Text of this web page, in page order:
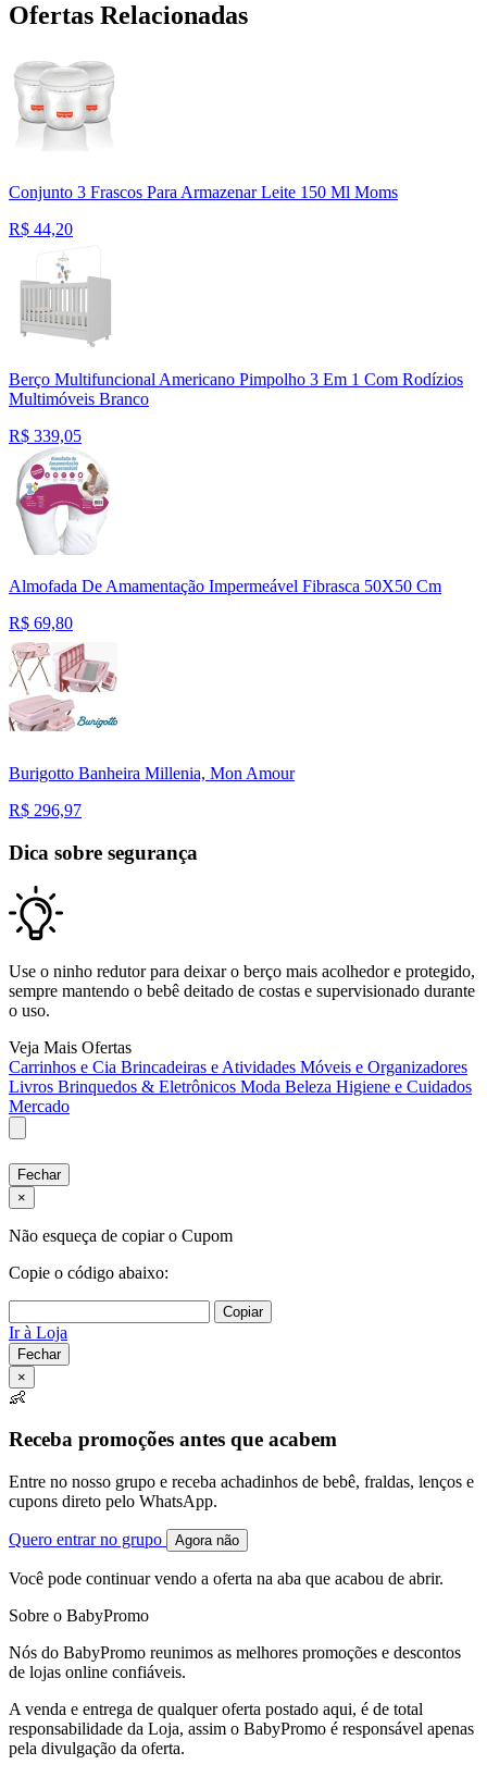
Ofertas Relacionadas
Conjunto 3 Frascos Para Armazenar Leite 150 Ml Moms
R$ 44,20
Berço Multifuncional Americano Pimpolho 3 Em 1 Com Rodízios
Multimóveis Branco
R$ 339,05
Almofada De Amamentação Impermeável Fibrasca 50X50 Cm
R$ 69,80
Burigotto Banheira Millenia, Mon Amour
R$ 296,97
Dica sobre segurança
Use o ninho redutor para deixar o berço mais acolhedor e protegido,
sempre mantendo o bebê deitado de costas e supervisionado durante
o uso.
Veja Mais Ofertas
Carrinhos e Cia Brincadeiras e Atividades Móveis e Organizadores
Livros Brinquedos & Eletrônicos Moda Beleza Higiene e Cuidados
Mercado
Fechar
×
Não esqueça de copiar o Cupom
Copie o código abaixo:
Copiar
Ir à Loja
Fechar
×
👶
Receba promoções antes que acabem
Entre no nosso grupo e receba achadinhos de bebê, fraldas, lenços e
cupons direto pelo WhatsApp.
Quero entrar no grupo Agora não
Você pode continuar vendo a oferta na aba que acabou de abrir.
Sobre o BabyPromo
Nós do BabyPromo reunimos as melhores promoções e descontos
de lojas online confiáveis.
A venda e entrega de qualquer oferta postado aqui, é de total
responsabilidade da Loja, assim o BabyPromo é responsável apenas
pela divulgação da oferta.